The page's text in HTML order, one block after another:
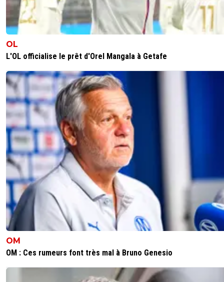
OL
L'OL officialise le prêt d'Orel Mangala à Getafe
OM
OM : Ces rumeurs font très mal à Bruno Genesio